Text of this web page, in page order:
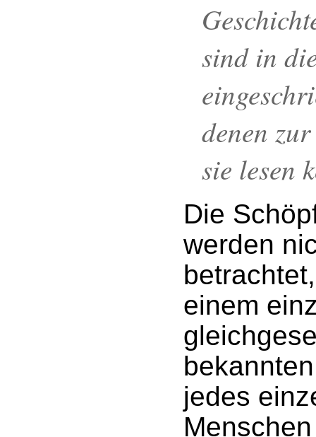
sind in
denen
sie lesen
Die
werden
einem
jedes